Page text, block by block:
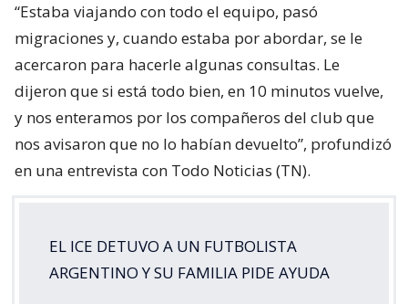
“Estaba viajando con todo el equipo, pasó
migraciones y, cuando estaba por abordar, se le
acercaron para hacerle algunas consultas. Le
dijeron que si está todo bien, en 10 minutos vuelve,
y nos enteramos por los compañeros del club que
nos avisaron que no lo habían devuelto”, profundizó
en una entrevista con Todo Noticias (TN).
EL ICE DETUVO A UN FUTBOLISTA
ARGENTINO Y SU FAMILIA PIDE AYUDA